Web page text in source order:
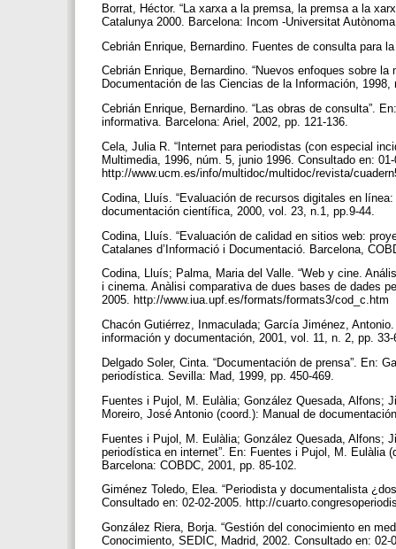
Borrat, Héctor. “La xarxa a la premsa, la premsa a la
Catalunya 2000. Barcelona: Incom -Universitat
Cebrián Enrique, Bernardino. Fuentes de consulta para
Cebrián Enrique, Bernardino. “Nuevos enfoques sobre
Documentación de las Ciencias de la Información,
Cebrián Enrique, Bernardino. “Las obras de consulta”.
informativa. Barcelona: Ariel, 2002, pp. 121-136.
Cela, Julia R. “Internet para periodistas (con especial
Multimedia, 1996, núm. 5, junio 1996. Consultado en:
http://www.ucm.es/info/multidoc/multidoc/revista/
Codina, Lluís. “Evaluación de recursos digitales en
documentación científica, 2000, vol. 23, n.1, pp.9-44.
Codina, Lluís. “Evaluación de calidad en sitios web:
Catalanes d’Informació i Documentació. Barcelona,
Codina, Lluís; Palma, Maria del Valle. “Web y cine.
i cinema. Anàlisi comparativa de dues bases de dades
2005. http://www.iua.upf.es/formats/formats3/cod_c.htm
Chacón Gutiérrez, Inmaculada; García Jiménez,
información y documentación, 2001, vol. 11, n. 2, pp.
Delgado Soler, Cinta. “Documentación de prensa”. En:
periodística. Sevilla: Mad, 1999, pp. 450-469.
Fuentes i Pujol, M. Eulàlia; González Quesada, Alfons;
Moreiro, José Antonio (coord.): Manual de
Fuentes i Pujol, M. Eulàlia; González Quesada, Alfons;
periodística en internet”. En: Fuentes i Pujol, M. Eulàlia
Barcelona: COBDC, 2001, pp. 85-102.
Giménez Toledo, Elea. “Periodista y documentalista
Consultado en: 02-02-2005. http://
González Riera, Borja. “Gestión del conocimiento en
Conocimiento, SEDIC, Madrid, 2002. Consultado en: